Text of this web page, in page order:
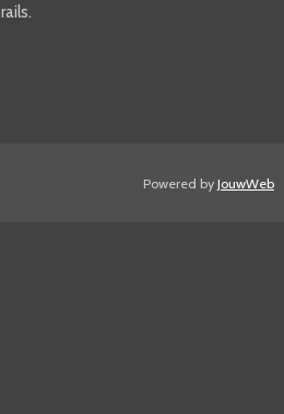
rails.
Powered byJouwWeb